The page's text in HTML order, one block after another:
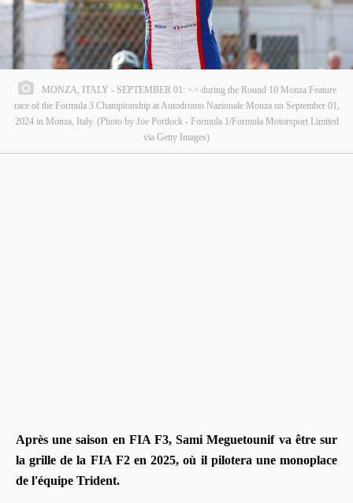
MONZA, ITALY - SEPTEMBER 01: <> during the Round 10 Monza Feature
race of the Formula 3 Championship at Autodromo Nazionale Monza on September 01,
2024 in Monza, Italy. (Photo by Joe Portlock - Formula 1/Formula Motorsport Limited
via Getty Images)
Après une saison en FIA F3, Sami Meguetounif va être sur
la grille de la FIA F2 en 2025, où il pilotera une monoplace
de l'équipe Trident.